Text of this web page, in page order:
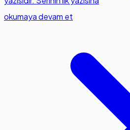
okumaya devam et